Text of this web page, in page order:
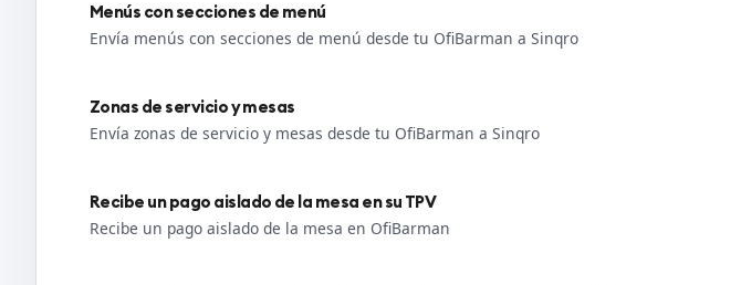
Menús con secciones de menú
Envía menús con secciones de menú desde tu OfiBarman a Sinqro
Zonas de servicio y mesas
Envía zonas de servicio y mesas desde tu OfiBarman a Sinqro
Recibe un pago aislado de la mesa en su TPV
Recibe un pago aislado de la mesa en OfiBarman